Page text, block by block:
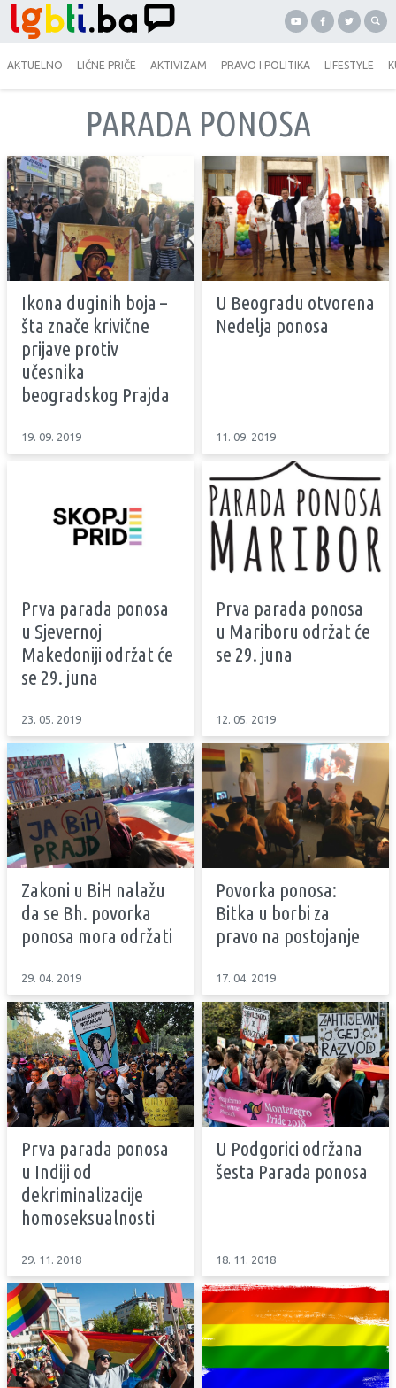
AKTUELNO LIČNE PRIČE AKTIVIZAM PRAVO I POLITIKA LIFESTYLE
PARADA PONOSA
Ikona duginih boja –
šta znače krivične
prijave protiv
učesnika
beogradskog Prajda
19. 09. 2019
U Beogradu otvorena
Nedelja ponosa
11. 09. 2019
Prva parada ponosa
u Sjevernoj
Makedoniji održat će
se 29. juna
23. 05. 2019
Prva parada ponosa
u Mariboru održat će
se 29. juna
12. 05. 2019
Zakoni u BiH nalažu
da se Bh. povorka
ponosa mora održati
29. 04. 2019
Povorka ponosa:
Bitka u borbi za
pravo na postojanje
17. 04. 2019
Prva parada ponosa
u Indiji od
dekriminalizacije
homoseksualnosti
29. 11. 2018
U Podgorici održana
šesta Parada ponosa
18. 11. 2018